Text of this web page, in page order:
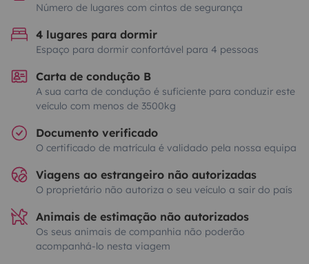
Número de lugares com cintos de segurança
4 lugares para dormir
Espaço para dormir confortável para 4 pessoas
Carta de condução B
A sua carta de condução é suficiente para conduzir este
veículo com menos de 3500kg
Documento verificado
O certificado de matrícula é validado pela nossa equipa
Viagens ao estrangeiro não autorizadas
O proprietário não autoriza o seu veículo a sair do país
Animais de estimação não autorizados
Os seus animais de companhia não poderão
acompanhá-lo nesta viagem